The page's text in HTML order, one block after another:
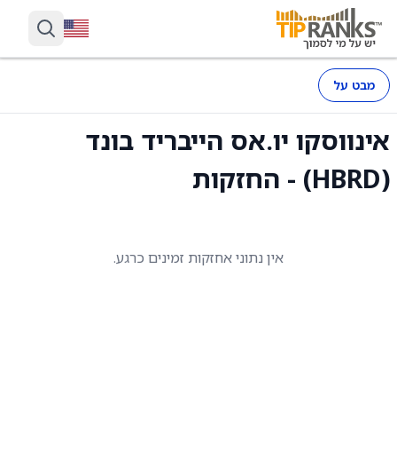
מבט על
אינווסקו יו.אס הייבריד בונד
(HBRD) - החזקות
אין נתוני אחזקות זמינים כרגע.